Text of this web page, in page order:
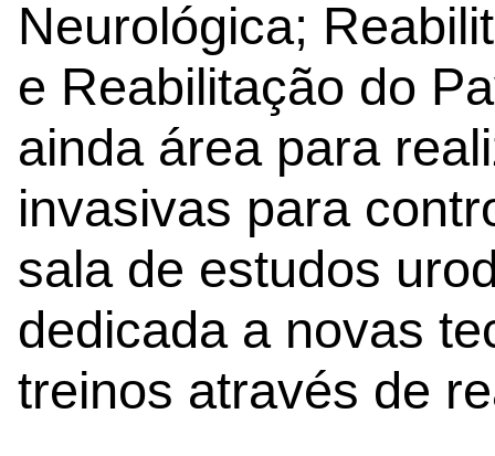
Neurológica;
e Reabilitação do
ainda área para
invasivas para
sala de estudos
dedicada a novas
treinos através de